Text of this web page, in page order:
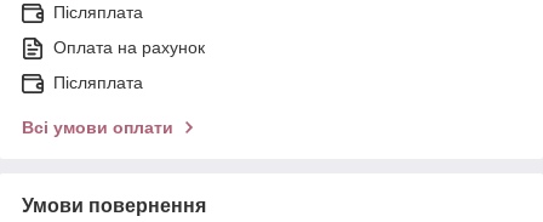
Післяплата
Оплата на рахунок
Післяплата
Всі умови оплати
Умови повернення